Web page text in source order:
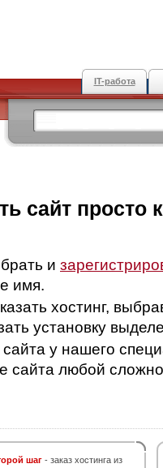
IT-работа
сайт просто
и
имя.
хостинг,
установку
сайта у нашего
сайта любой
шаг - заказ хостинга из